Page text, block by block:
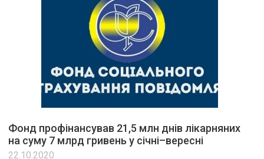
Фонд профінансував 21,5 млн днів лікарняних
на суму 7 млрд гривень у січні–вересні
22.10.2020